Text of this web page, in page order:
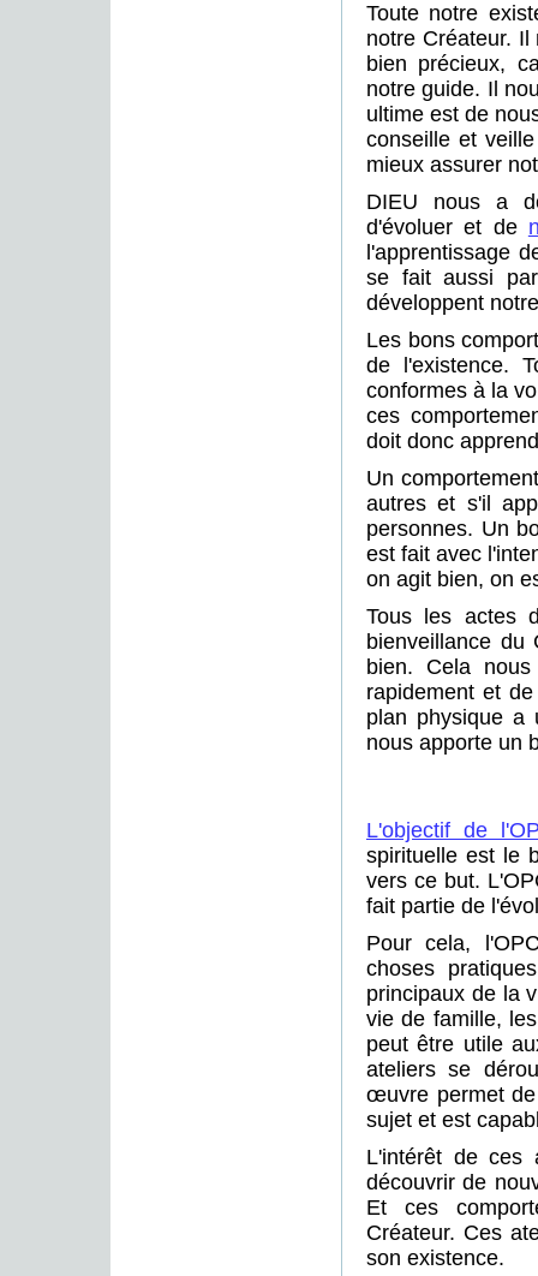
Toute notre
notre Créateur.
bien précieux,
notre guide. Il
ultime est de
conseille et
mieux assurer
DIEU nous a
d'évoluer et de
l'apprentissage
se fait aussi
développent
Les bons
de l'existence.
conformes à la
ces
doit donc
Un
autres et s'il
personnes. Un
est fait avec
on agit bien, on
Tous les actes
bienveillance du
bien. Cela
rapidement et
plan physique a
nous apporte un
L'objectif de
spirituelle est le
vers ce but.
fait partie de
Pour cela,
choses
principaux de la
vie de famille,
peut être utile
ateliers se
œuvre permet
sujet et est
L'intérêt de ces
découvrir de
Et ces
Créateur. Ces
son existence.